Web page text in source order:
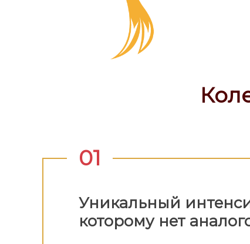
01
Уникальный
которому нет